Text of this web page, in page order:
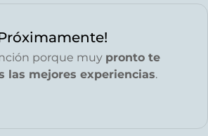
porque muy pronto te
las mejores experiencias.